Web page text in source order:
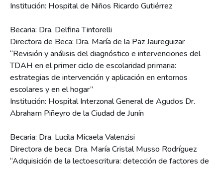
Institución: Hospital de Niños Ricardo Gutiérrez
Becaria: Dra. Delfina Tintorelli
Directora de Beca: Dra. María de la Paz Jaureguizar
“Revisión y análisis del diagnóstico e intervenciones del
TDAH en el primer ciclo de escolaridad primaria:
estrategias de intervención y aplicación en entornos
escolares y en el hogar”
Institución: Hospital Interzonal General de Agudos Dr.
Abraham Piñeyro de la Ciudad de Junín
Becaria: Dra. Lucila Micaela Valenzisi
Directora de beca: Dra. María Cristal Musso Rodríguez
“Adquisición de la lectoescritura: detección de factores de